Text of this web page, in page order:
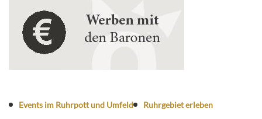
Events im Ruhrpott und Umfeld Ruhrgebiet erleben